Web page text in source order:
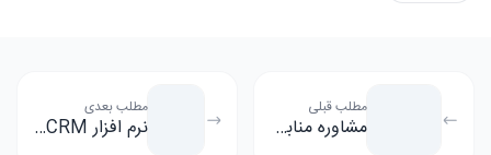
مطلب قبلی
مشاوره منابع انسانی
مطلب بعدی
نرم افزار CRM (مدیریت ارتباط با مشتری) چیست؟